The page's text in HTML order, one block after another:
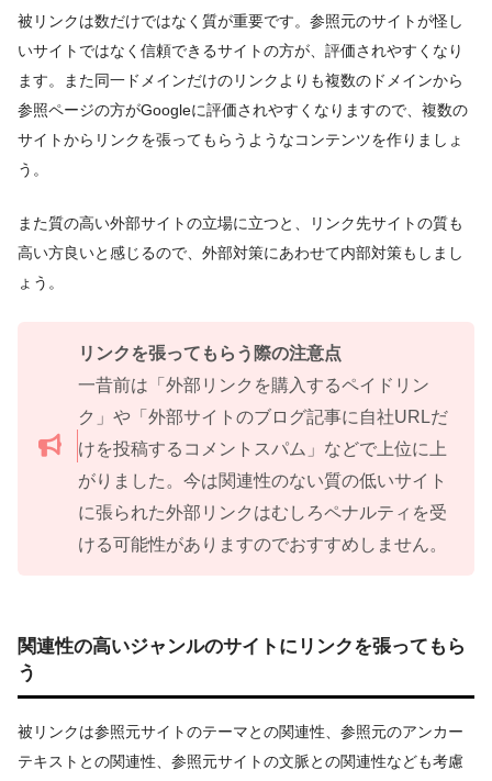
被リンクは数だけではなく質が重要です。参照元のサイトが怪し
いサイトではなく信頼できるサイトの方が、評価されやすくなり
ます。また同一ドメインだけのリンクよりも複数のドメインから
参照ページの方がGoogleに評価されやすくなりますので、複数の
サイトからリンクを張ってもらうようなコンテンツを作りましょ
う。
また質の高い外部サイトの立場に立つと、リンク先サイトの質も
高い方良いと感じるので、外部対策にあわせて内部対策もしまし
ょう。
リンクを張ってもらう際の注意点
一昔前は「外部リンクを購入するペイドリン
ク」や「外部サイトのブログ記事に自社URLだ
けを投稿するコメントスパム」などで上位に上
がりました。今は関連性のない質の低いサイト
に張られた外部リンクはむしろペナルティを受
ける可能性がありますのでおすすめしません。
関連性の高いジャンルのサイトにリンクを張ってもら
う
被リンクは参照元サイトのテーマとの関連性、参照元のアンカー
テキストとの関連性、参照元サイトの文脈との関連性なども考慮